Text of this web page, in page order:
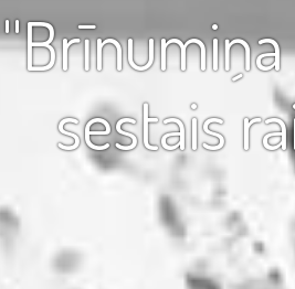
sestais